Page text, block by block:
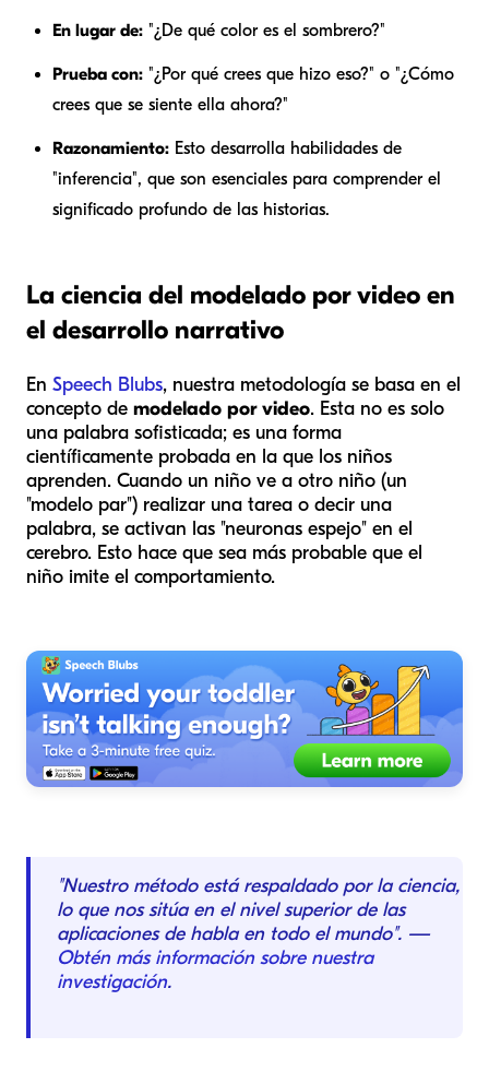
En lugar de: "¿De qué color es el sombrero?"
Prueba con: "¿Por qué crees que hizo eso?" o "¿Cómo
crees que se siente ella ahora?"
Razonamiento: Esto desarrolla habilidades de
"inferencia", que son esenciales para comprender el
significado profundo de las historias.
La ciencia del modelado por video en
el desarrollo narrativo
En Speech Blubs, nuestra metodología se basa en el
concepto de modelado por video. Esta no es solo
una palabra sofisticada; es una forma
científicamente probada en la que los niños
aprenden. Cuando un niño ve a otro niño (un
"modelo par") realizar una tarea o decir una
palabra, se activan las "neuronas espejo" en el
cerebro. Esto hace que sea más probable que el
niño imite el comportamiento.
"Nuestro método está respaldado por la ciencia,
lo que nos sitúa en el nivel superior de las
aplicaciones de habla en todo el mundo". —
Obtén más información sobre nuestra
investigación.